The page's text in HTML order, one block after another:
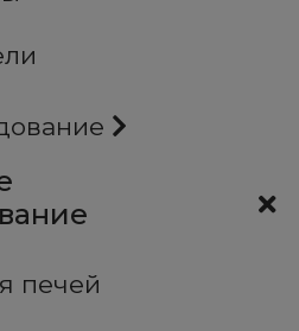
печей